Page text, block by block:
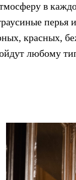
в
перья
красных,
любому